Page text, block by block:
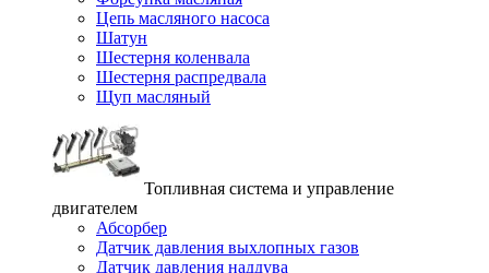
Цепь масляного насоса
Шатун
Шестерня коленвала
Шестерня распредвала
Щуп масляный
Топливная система и управление
двигателем
Абсорбер
Датчик давления выхлопных газов
Датчик давления наддува